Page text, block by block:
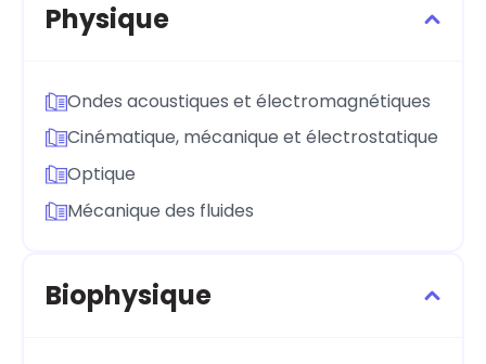
Physique
Ondes acoustiques et électromagnétiques
Cinématique, mécanique et électrostatique
Optique
Mécanique des fluides
Biophysique